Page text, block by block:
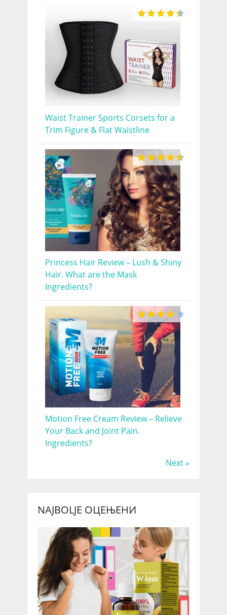
Waist Trainer Sports Corsets for a
Trim Figure & Flat Waistline
Princess Hair Review – Lush & Shiny
Hair. What are the Mask
Ingredients?
Motion Free Cream Review – Relieve
Your Back and Joint Pain.
Ingredients?
Next »
NAJBOLJE ОЦЕЊЕНИ